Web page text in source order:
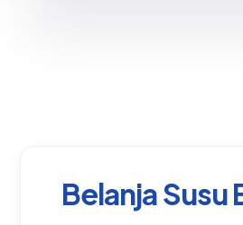
Belanja Susu